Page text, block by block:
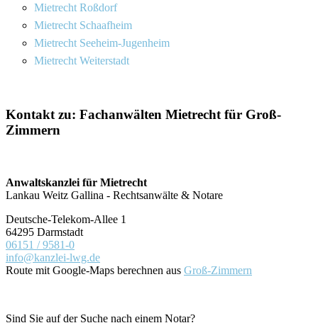
Mietrecht Roßdorf
Mietrecht Schaafheim
Mietrecht Seeheim-Jugenheim
Mietrecht Weiterstadt
Kontakt zu: Fachanwälten Mietrecht für Groß-
Zimmern
Anwaltskanzlei für Mietrecht
Lankau Weitz Gallina - Rechtsanwälte & Notare
Deutsche-Telekom-Allee 1
64295 Darmstadt
06151 / 9581-0
info@kanzlei-lwg.de
Route mit Google-Maps berechnen aus Groß-Zimmern
Sind Sie auf der Suche nach einem Notar?